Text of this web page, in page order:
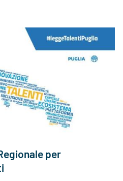
per